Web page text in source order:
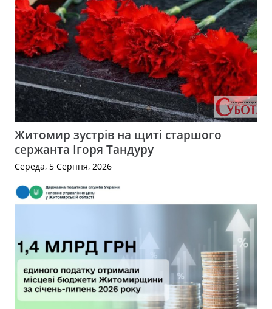
Житомир зустрів на щиті старшого
сержанта Ігоря Тандуру
Середа, 5 Серпня, 2026